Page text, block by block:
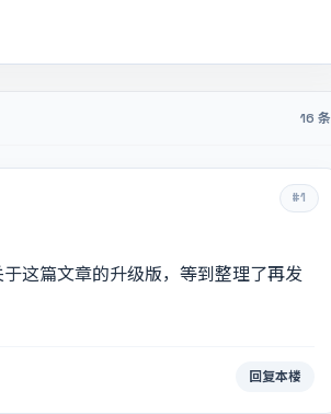
16 条
#1
这篇文章的升级版，等到整理了再发
回复本楼